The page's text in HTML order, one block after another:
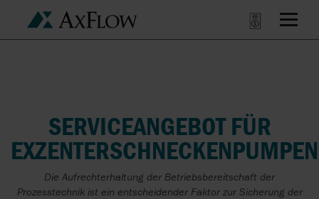
SERVICEANGEBOT FÜR
EXZENTERSCHNECKENPUMPEN
Die Aufrechterhaltung der Betriebsbereitschaft der
Prozesstechnik ist ein entscheidender Faktor zur Sicherung der